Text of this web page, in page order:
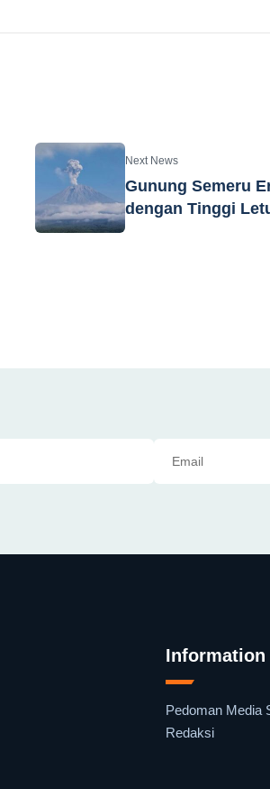
Next News
Gunung Semeru
dengan Tinggi
Information
Pedoman Media
Redaksi